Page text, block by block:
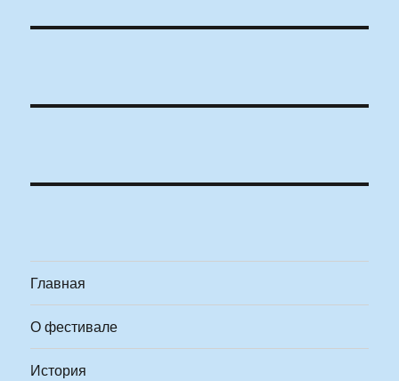
Главная
О фестивале
История